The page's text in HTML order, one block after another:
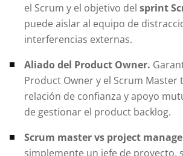
el Scrum y el objetivo del sprint
puede aislar al equipo de
interferencias externas.
Aliado del Product Owner.
Product Owner y el Scrum Master
relación de confianza y apoyo
de gestionar el product backlog.
Scrum master vs project
simplemente un jefe de proyecto,